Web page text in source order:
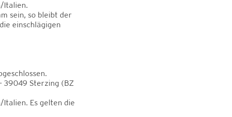
Italien.
sein, so bleibt der
einschlägigen
39049 Sterzing (BZ
Es gelten die